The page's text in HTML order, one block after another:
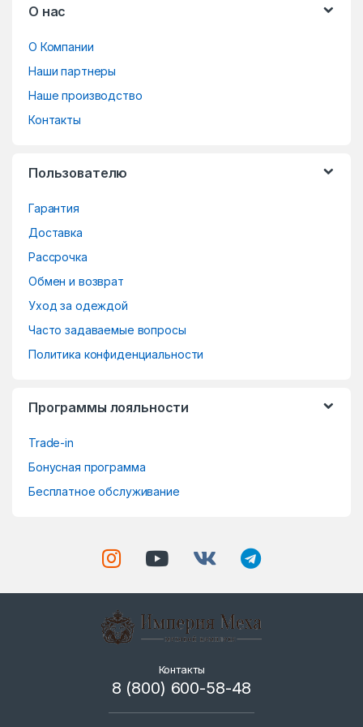
О нас
О Компании
Наши партнеры
Наше производство
Контакты
Пользователю
Гарантия
Доставка
Рассрочка
Обмен и возврат
Уход за одеждой
Часто задаваемые вопросы
Политика конфиденциальности
Программы лояльности
Trade-in
Бонусная программа
Бесплатное обслуживание
Контакты
8 (800) 600-58-48